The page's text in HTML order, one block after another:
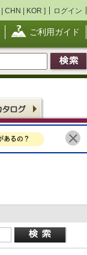
| CHN | KOR ] ログイン
ご利用ガイド